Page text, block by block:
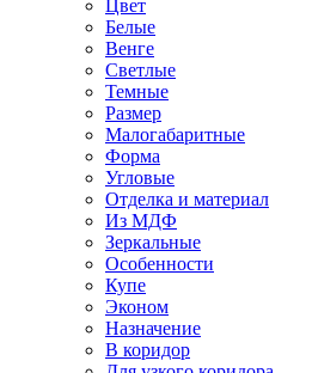
Цвет
Белые
Венге
Светлые
Темные
Размер
Малогабаритные
Форма
Угловые
Отделка и материал
Из МДФ
Зеркальные
Особенности
Купе
Эконом
Назначение
В коридор